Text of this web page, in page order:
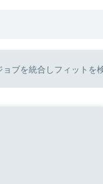
ブを統合しフィットを